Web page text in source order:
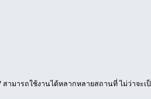
ารถใช้งานได้หลากหลายสถานที่ ไม่ว่าจะ